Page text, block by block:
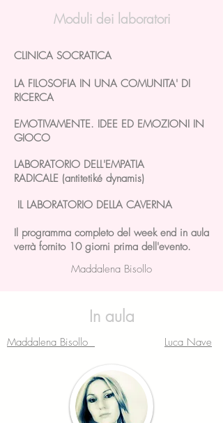
Moduli dei laboratori
CLINICA SOCRATICA
LA FILOSOFIA IN UNA COMUNITA' DI
RICERCA
EMOTIVAMENTE. IDEE ED EMOZIONI IN
GIOCO
LABORATORIO DELL'EMPATIA
RADICALE (antitetiké dynamis)
IL LABORATORIO DELLA CAVERNA
Il programma completo del week end in aula
verrà fornito 10 giorni prima dell'evento.
Maddalena Bisollo
In aula
Maddalena Bisollo Luca Nave